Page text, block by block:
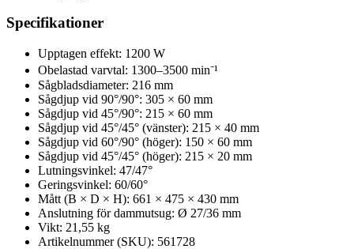
Specifikationer
Upptagen effekt: 1200 W
Obelastad varvtal: 1300–3500 min⁻¹
Sågbladsdiameter: 216 mm
Sågdjup vid 90°/90°: 305 × 60 mm
Sågdjup vid 45°/90°: 215 × 60 mm
Sågdjup vid 45°/45° (vänster): 215 × 40 mm
Sågdjup vid 60°/90° (höger): 150 × 60 mm
Sågdjup vid 45°/45° (höger): 215 × 20 mm
Lutningsvinkel: 47/47°
Geringsvinkel: 60/60°
Mått (B × D × H): 661 × 475 × 430 mm
Anslutning för dammutsug: Ø 27/36 mm
Vikt: 21,55 kg
Artikelnummer (SKU): 561728